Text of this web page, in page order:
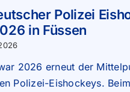
Polizei
in Füssen
2026 erneut der
Polizei-Eishockeys.